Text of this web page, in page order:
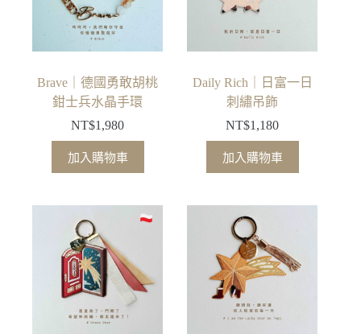
Brave｜德國勇敢胡桃
鉗士兵水晶手環
NT$1,980
加入購物車
Daily Rich｜日富一日
刺繡吊飾
NT$1,180
加入購物車